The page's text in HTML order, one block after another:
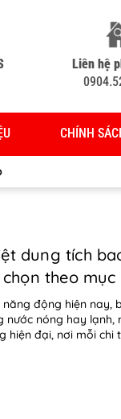
Liên hệ
CHÍNH
dung tích
theo mục
động hiện nay,
nước nóng hay
hiện đại, nơi mỗi chi